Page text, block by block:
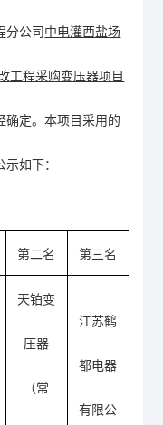
分公司 中电灌西盐场
工程采购变压器项目
确定。本项目采用的
如下：
第二名 第三名
天铂变
压器
（常
江苏鹤
都电器
有限公